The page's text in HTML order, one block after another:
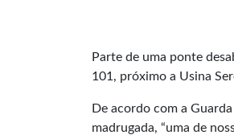
Parte de uma ponte
101, próximo a Usina
De acordo com a
madrugada, “uma de